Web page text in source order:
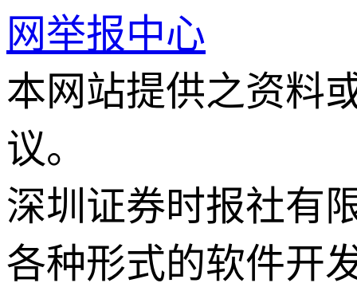
网举报中心
本网站提供之资料
议。
深圳证券时报社有
各种形式的软件开